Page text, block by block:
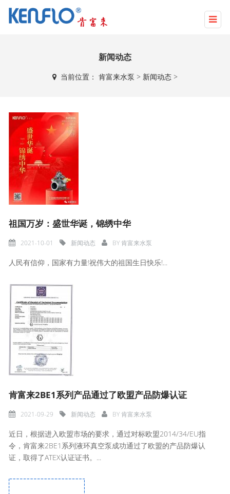
新闻动态
当前位置： 肯富来水泵 > 新闻动态>
祖国万岁：盛世华诞，锦绣中华
2021-10-01 新闻动态 BY肯富来水泵
人民有信仰，国家有力量!祝伟大的祖国生日快乐!...
肯富来2BE1系列产品通过了欧盟产品防爆认证
2021-09-29 新闻动态 BY肯富来水泵
近日，根据进入欧盟市场的要求，通过对标欧盟2014/34/EU指
令，肯富来2BE1系列液环真空泵成功通过了欧盟的产品防爆认
证，取得了ATEX认证证书。...